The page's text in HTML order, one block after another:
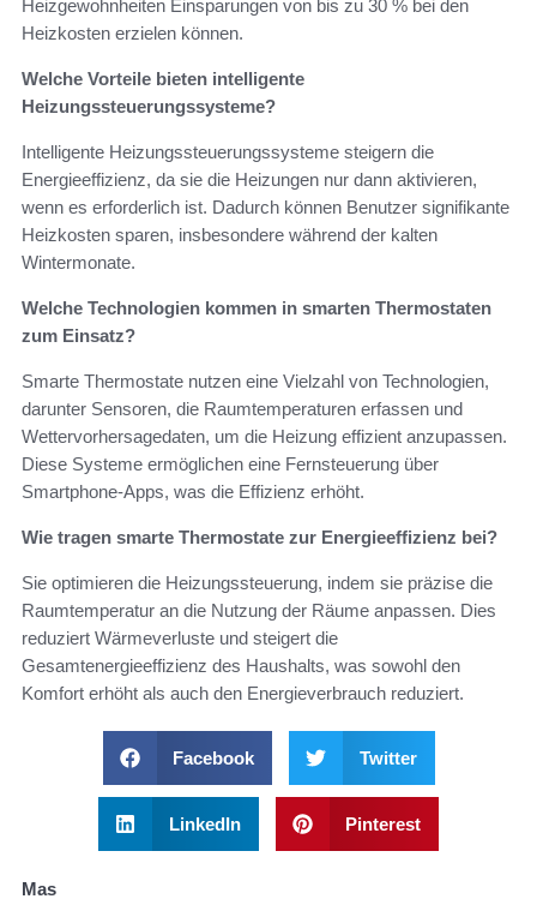
Heizgewohnheiten Einsparungen von bis zu 30 % bei den
Heizkosten erzielen können.
Welche Vorteile bieten intelligente
Heizungssteuerungssysteme?
Intelligente Heizungssteuerungssysteme steigern die
Energieeffizienz, da sie die Heizungen nur dann aktivieren,
wenn es erforderlich ist. Dadurch können Benutzer signifikante
Heizkosten sparen, insbesondere während der kalten
Wintermonate.
Welche Technologien kommen in smarten Thermostaten
zum Einsatz?
Smarte Thermostate nutzen eine Vielzahl von Technologien,
darunter Sensoren, die Raumtemperaturen erfassen und
Wettervorhersagedaten, um die Heizung effizient anzupassen.
Diese Systeme ermöglichen eine Fernsteuerung über
Smartphone-Apps, was die Effizienz erhöht.
Wie tragen smarte Thermostate zur Energieeffizienz bei?
Sie optimieren die Heizungssteuerung, indem sie präzise die
Raumtemperatur an die Nutzung der Räume anpassen. Dies
reduziert Wärmeverluste und steigert die
Gesamtenergieeffizienz des Haushalts, was sowohl den
Komfort erhöht als auch den Energieverbrauch reduziert.
Facebook Twitter
LinkedIn Pinterest
Mas